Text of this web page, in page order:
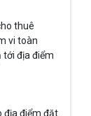
thuê
vi toàn
tới địa điểm
địa điểm đặt